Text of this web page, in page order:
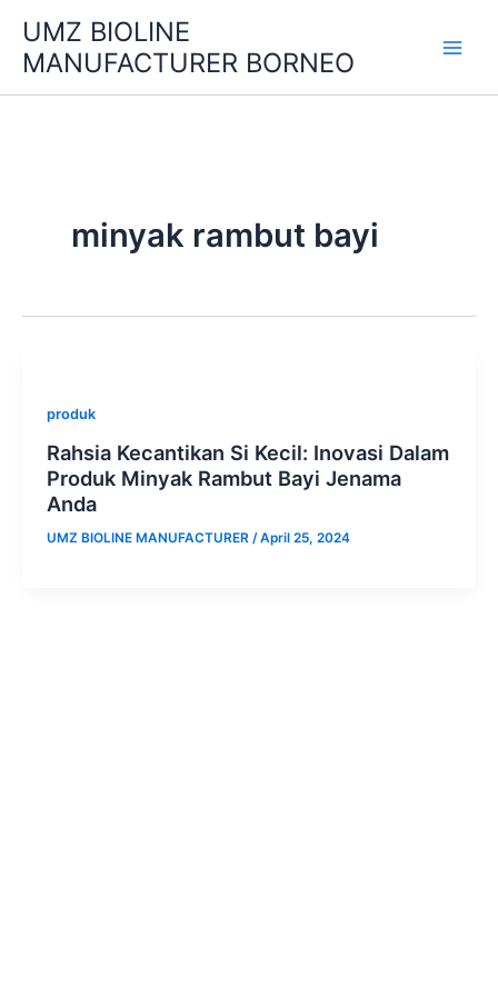
content
UMZ BIOLINE
MANUFACTURER BORNEO
minyak rambut bayi
produk
Rahsia Kecantikan Si Kecil: Inovasi Dalam
Produk Minyak Rambut Bayi Jenama
Anda
UMZ BIOLINE MANUFACTURER /April 25, 2024